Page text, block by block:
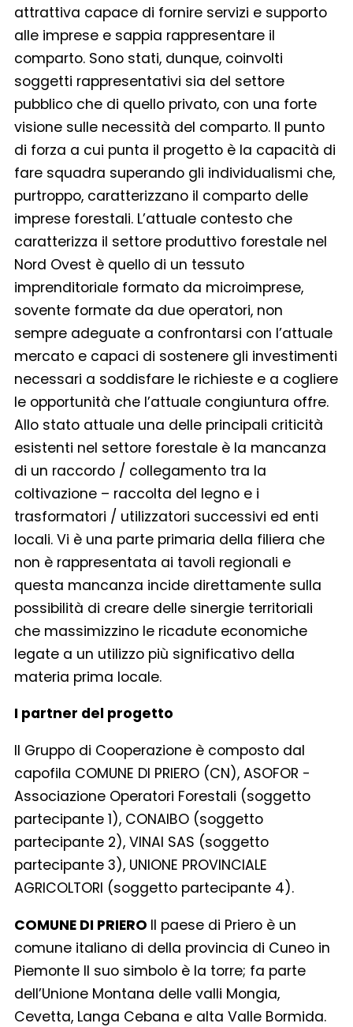
attrattiva capace di fornire servizi e supporto
alle imprese e sappia rappresentare il
comparto. Sono stati, dunque, coinvolti
soggetti rappresentativi sia del settore
pubblico che di quello privato, con una forte
visione sulle necessità del comparto. Il punto
di forza a cui punta il progetto è la capacità di
fare squadra superando gli individualismi che,
purtroppo, caratterizzano il comparto delle
imprese forestali. L’attuale contesto che
caratterizza il settore produttivo forestale nel
Nord Ovest è quello di un tessuto
imprenditoriale formato da microimprese,
sovente formate da due operatori, non
sempre adeguate a confrontarsi con l’attuale
mercato e capaci di sostenere gli investimenti
necessari a soddisfare le richieste e a cogliere
le opportunità che l’attuale congiuntura offre.
Allo stato attuale una delle principali criticità
esistenti nel settore forestale è la mancanza
di un raccordo / collegamento tra la
coltivazione – raccolta del legno e i
trasformatori / utilizzatori successivi ed enti
locali. Vi è una parte primaria della filiera che
non è rappresentata ai tavoli regionali e
questa mancanza incide direttamente sulla
possibilità di creare delle sinergie territoriali
che massimizzino le ricadute economiche
legate a un utilizzo più significativo della
materia prima locale.
I partner del progetto
Il Gruppo di Cooperazione è composto dal
capofila COMUNE DI PRIERO (CN), ASOFOR -
Associazione Operatori Forestali (soggetto
partecipante 1), CONAIBO (soggetto
partecipante 2), VINAI SAS (soggetto
partecipante 3), UNIONE PROVINCIALE
AGRICOLTORI (soggetto partecipante 4).
COMUNE DI PRIERO Il paese di Priero è un
comune italiano di della provincia di Cuneo in
Piemonte Il suo simbolo è la torre; fa parte
dell’Unione Montana delle valli Mongia,
Cevetta, Langa Cebana e alta Valle Bormida.